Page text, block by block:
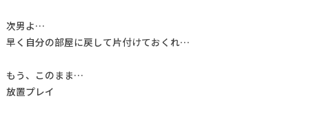
次男よ…
早く自分の部屋に戻して片付けておくれ…
もう、このまま…
放置プレイ